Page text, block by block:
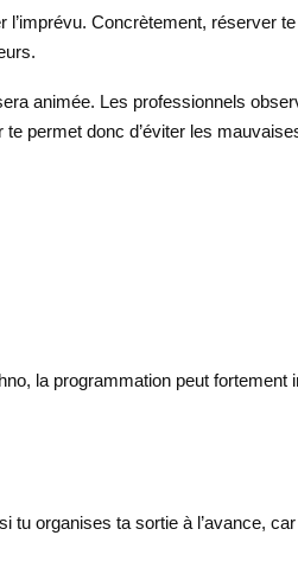
Concrètement, réserver
animée. Les professionnels
permet donc d’éviter les
la programmation peut fortement
tu organises ta sortie à l’avance,